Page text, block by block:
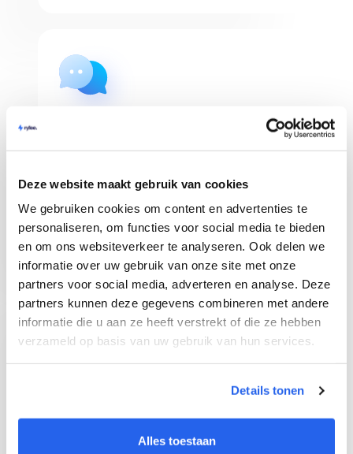
Deze website maakt gebruik van cookies
We gebruiken cookies om content en advertenties te
personaliseren, om functies voor social media te bieden
en om ons websiteverkeer te analyseren. Ook delen we
informatie over uw gebruik van onze site met onze
partners voor social media, adverteren en analyse. Deze
partners kunnen deze gegevens combineren met andere
informatie die u aan ze heeft verstrekt of die ze hebben
verzameld op basis van uw gebruik van hun services.
Details tonen
Alles toestaan
über Ihre Bestellungen. Sie können auch
Teammitglieder einladen!
Sehen Sie sofort alle Verkaufsdaten auf